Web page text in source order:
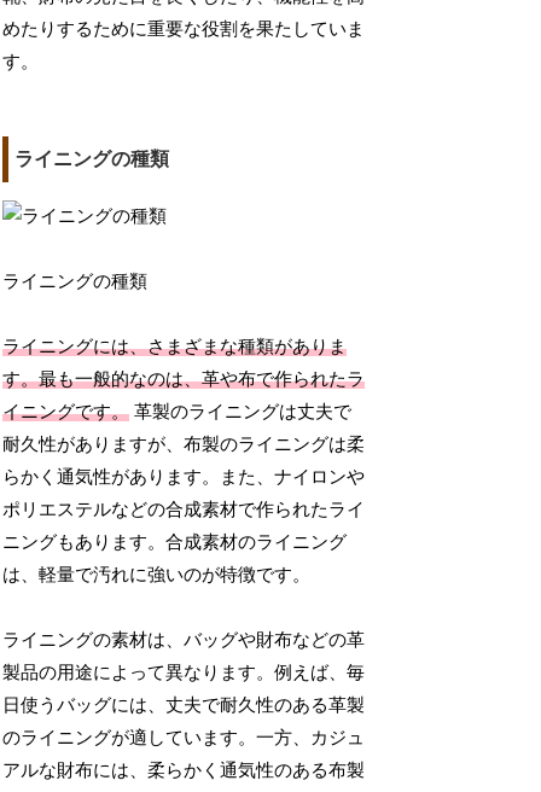
めたりするために重要な役割を果たしていま
す。
ライニングの種類
ライニングの種類
ライニングには、さまざまな種類がありま
す。最も一般的なのは、革や布で作られたラ
イニングです。 革製のライニングは丈夫で
耐久性がありますが、布製のライニングは柔
らかく通気性があります。また、ナイロンや
ポリエステルなどの合成素材で作られたライ
ニングもあります。合成素材のライニング
は、軽量で汚れに強いのが特徴です。
ライニングの素材は、バッグや財布などの革
製品の用途によって異なります。例えば、毎
日使うバッグには、丈夫で耐久性のある革製
のライニングが適しています。一方、カジュ
アルな財布には、柔らかく通気性のある布製